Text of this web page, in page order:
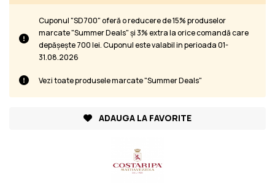
Cuponul "SD700" oferă o reducere de 15% produselor
marcate "Summer Deals" și 3% extra la orice comandă care
depășește 700 lei. Cuponul este valabil in perioada 01-
31.08.2026
Vezi toate produsele marcate "Summer Deals"
ADAUGA LA FAVORITE